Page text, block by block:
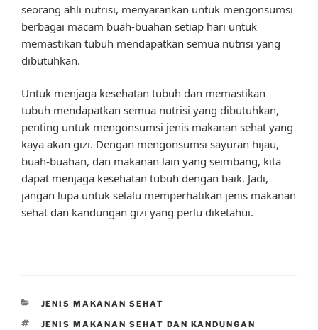
seorang ahli nutrisi, menyarankan untuk mengonsumsi
berbagai macam buah-buahan setiap hari untuk
memastikan tubuh mendapatkan semua nutrisi yang
dibutuhkan.
Untuk menjaga kesehatan tubuh dan memastikan
tubuh mendapatkan semua nutrisi yang dibutuhkan,
penting untuk mengonsumsi jenis makanan sehat yang
kaya akan gizi. Dengan mengonsumsi sayuran hijau,
buah-buahan, dan makanan lain yang seimbang, kita
dapat menjaga kesehatan tubuh dengan baik. Jadi,
jangan lupa untuk selalu memperhatikan jenis makanan
sehat dan kandungan gizi yang perlu diketahui.
CATEGORIES
JENIS MAKANAN SEHAT
TAGS
JENIS MAKANAN SEHAT DAN KANDUNGAN